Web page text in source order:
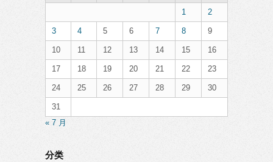
1 2
3 4 5 6 7 8 9
10 11 12 13 14 15 16
17 18 19 20 21 22 23
24 25 26 27 28 29 30
31
« 7 月
分类